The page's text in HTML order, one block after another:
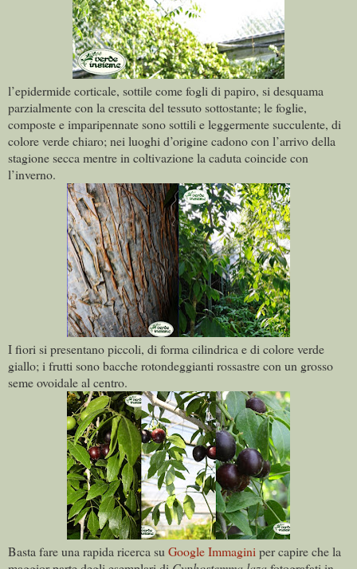
l’epidermide corticale, sottile come fogli di papiro, si desquama
parzialmente con la crescita del tessuto sottostante; le foglie,
composte e imparipennate sono sottili e leggermente succulente, di
colore verde chiaro; nei luoghi d’origine cadono con l’arrivo della
stagione secca mentre in coltivazione la caduta coincide con
l’inverno.
I fiori si presentano piccoli, di forma cilindrica e di colore verde
giallo; i frutti sono bacche rotondeggianti rossastre con un grosso
seme ovoidale al centro.
Basta fare una rapida ricerca su Google Immagini per capire che la